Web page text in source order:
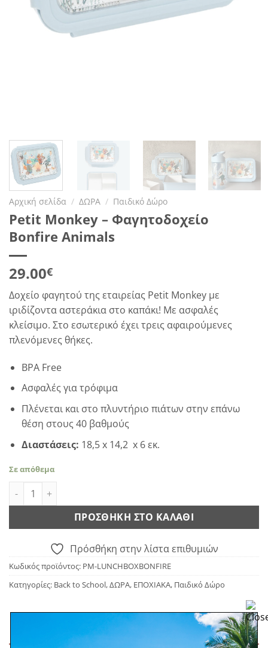
Αρχική σελίδα / ΔΩΡΑ / Παιδικό Δώρο
Petit Monkey – Φαγητοδοχείο
Bonfire Animals
29.00€
Δοχείο φαγητού της εταιρείας Petit Monkey με
ιριδίζοντα αστεράκια στο καπάκι! Με ασφαλές
κλείσιμο. Στο εσωτερικό έχει τρεις αφαιρούμενες
πλενόμενες θήκες.
BPA Free
Ασφαλές για τρόφιμα
Πλένεται και στο πλυντήριο πιάτων στην επάνω
θέση στους 40 βαθμούς
Διαστάσεις: 18,5 x 14,2 x 6 εκ.
Σε απόθεμα
Petit Monkey - Φαγητοδοχείο Bonfire Animals ποσότητα
ΠΡΟΣΘΉΚΗ ΣΤΟ ΚΑΛΆΘΙ
Πρόσθήκη στην λίστα επιθυμιών
Κωδικός προϊόντος: PM-LUNCHBOXBONFIRE
Κατηγορίες: Back to School,ΔΩΡΑ, ΕΠΟΧΙΑΚΑ, Παιδικό Δώρο